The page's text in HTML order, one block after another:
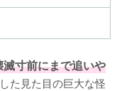
寸前にまで追いや
た見た目の巨大な怪